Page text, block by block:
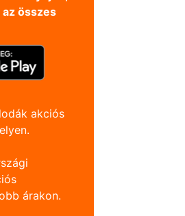
összes
akciós
árakon.